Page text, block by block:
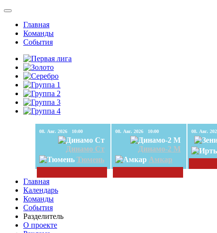
Главная
Команды
События
08. Авг. 2026 10:00
Динамо Ст
Тюмень
08. Авг. 2026 10:00
Динамо-2 М
Амкар
Главная
Календарь
Команды
События
Разделитель
О проекте